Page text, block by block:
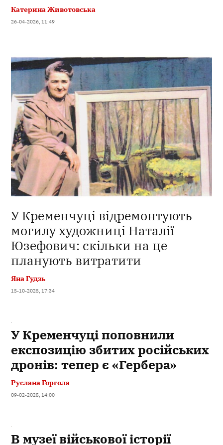
Катерина Животовська
26-04-2026, 11:49
У Кременчуці відремонтують
могилу художниці Наталії
Юзефович: скільки на це
планують витратити
Яна Гудзь
15-10-2025, 17:34
У Кременчуці поповнили
експозицію збитих російських
дронів: тепер є «Гербера»
Руслана Горгола
09-02-2025, 14:00
В музеї військової історії